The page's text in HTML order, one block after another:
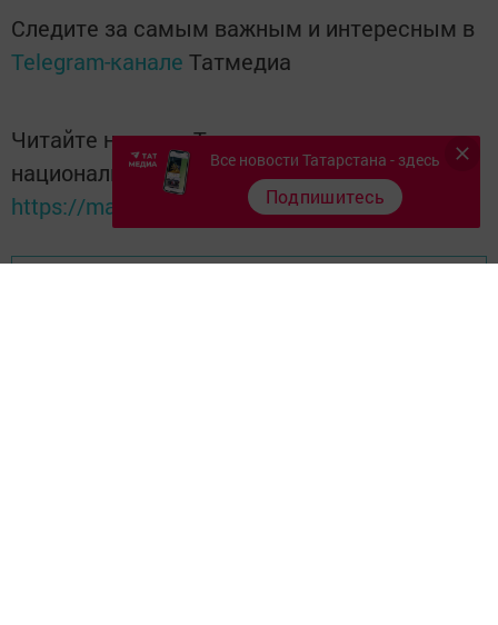
Следите за самым важным и интересным в
Telegram-канале Татмедиа
Читайте новости Татарстана в
национальном мессенджере MАХ:
https://max.ru/tatmedia
Все новости Татарстана - здесь
Подпишитесь